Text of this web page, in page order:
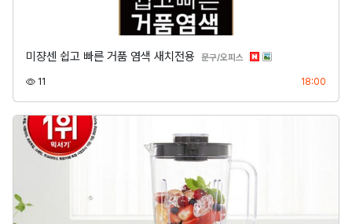
미쟝센 쉽고 빠른 거품 염색 새치전용 문구/오피스 분류
11 18:00